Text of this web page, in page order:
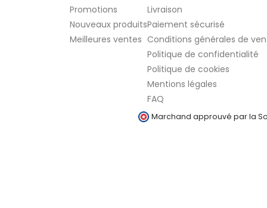
Promotions
Nouveaux produits
Meilleures ventes
Livraison
Paiement sécurisé
Conditions générales de
Politique de confidentialité
Politique de cookies
Mentions légales
FAQ
Marchand approuvé par la